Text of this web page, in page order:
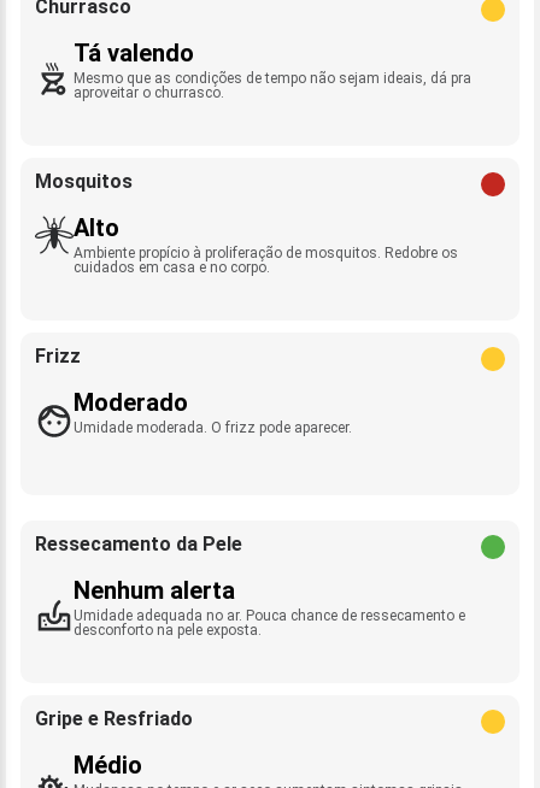
Churrasco
Tá valendo
Mesmo que as condições de tempo não sejam ideais, dá pra
aproveitar o churrasco.
Mosquitos
Alto
Ambiente propício à proliferação de mosquitos. Redobre os
cuidados em casa e no corpo.
Frizz
Moderado
Umidade moderada. O frizz pode aparecer.
Ressecamento da Pele
Nenhum alerta
Umidade adequada no ar. Pouca chance de ressecamento e
desconforto na pele exposta.
Gripe e Resfriado
Médio